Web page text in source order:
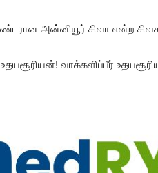
அன்னியூர் சிவா என்ற
வாக்களிப்பீர்